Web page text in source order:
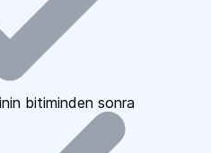
bitiminden sonra